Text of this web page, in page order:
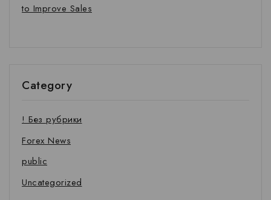
to Improve Sales
Category
! Без рубрики
Forex News
public
Uncategorized